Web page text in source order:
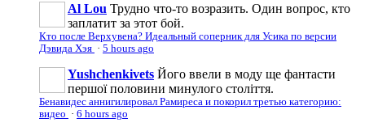
Al Lou Трудно что-то возразить. Один вопрос, кто
заплатит за этот бой.
Кто после Верхувена? Идеальный соперник для Усика по версии
Дэвида Хэя · 5 hours ago
Yushchenkivets Його ввели в моду ще фантасти
першої половини минулого століття.
Бенавидес аннигилировал Рамиреса и покорил третью категорию:
видео · 6 hours ago